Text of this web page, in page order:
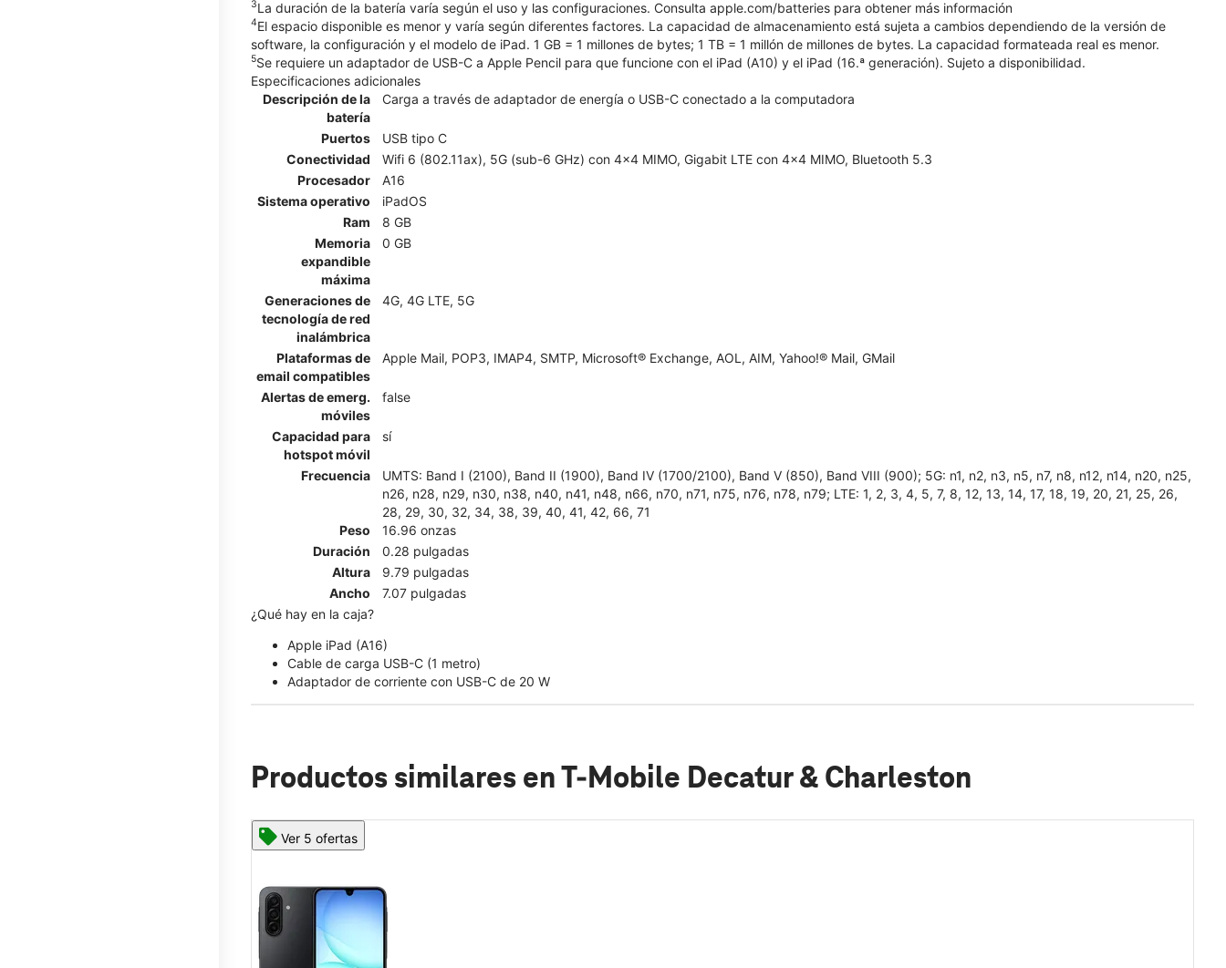
3La duración de la batería varía según el uso y las configuraciones. Consulta apple.com/batteries para obtener más información
4El espacio disponible es menor y varía según diferentes factores. La capacidad de almacenamiento está sujeta a cambios dependiendo de la versión de
software, la configuración y el modelo de iPad. 1 GB = 1 millones de bytes; 1 TB = 1 millón de millones de bytes. La capacidad formateada real es menor.
5Se requiere un adaptador de USB-C a Apple Pencil para que funcione con el iPad (A10) y el iPad (16.ª generación). Sujeto a disponibilidad.
Especificaciones adicionales
Descripción de la
batería
Carga a través de adaptador de energía o USB-C conectado a la computadora
Puertos
USB tipo C
Conectividad
Wifi 6 (802.11ax), 5G (sub-6 GHz) con 4x4 MIMO, Gigabit LTE con 4x4 MIMO, Bluetooth 5.3
Procesador
A16
Sistema operativo
iPadOS
Ram
8 GB
Memoria
expandible
máxima
0 GB
Generaciones de
tecnología de red
inalámbrica
4G, 4G LTE, 5G
Plataformas de
email compatibles
Apple Mail, POP3, IMAP4, SMTP, Microsoft® Exchange, AOL, AIM, Yahoo!® Mail, GMail
Alertas de emerg.
móviles
false
Capacidad para
hotspot móvil
sí
Frecuencia
UMTS: Band I (2100), Band II (1900), Band IV (1700/2100), Band V (850), Band VIII (900); 5G: n1, n2, n3, n5, n7, n8, n12, n14, n20, n25,
n26, n28, n29, n30, n38, n40, n41, n48, n66, n70, n71, n75, n76, n78, n79; LTE: 1, 2, 3, 4, 5, 7, 8, 12, 13, 14, 17, 18, 19, 20, 21, 25, 26,
28, 29, 30, 32, 34, 38, 39, 40, 41, 42, 66, 71
Peso
16.96 onzas
Duración
0.28 pulgadas
Altura
9.79 pulgadas
Ancho
7.07 pulgadas
¿Qué hay en la caja?
Apple iPad (A16)
Cable de carga USB-C (1 metro)
Adaptador de corriente con USB-C de 20 W
Productos similares en T-Mobile Decatur & Charleston
Ver 5 ofertas